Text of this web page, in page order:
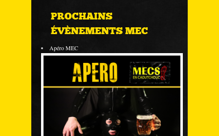
PROCHAINS
ÉVÈNEMENTS MEC
Apéro MEC